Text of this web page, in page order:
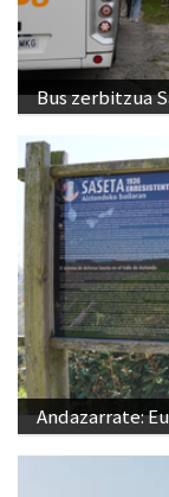
Bus zerbitzua
Andazarrate: